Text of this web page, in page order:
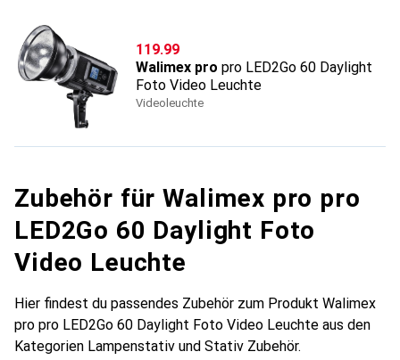
CHF
119.99
Walimex pro pro LED2Go 60 Daylight
Foto Video Leuchte
Videoleuchte
Zubehör für Walimex pro pro
LED2Go 60 Daylight Foto
Video Leuchte
Hier findest du passendes Zubehör zum Produkt Walimex
pro pro LED2Go 60 Daylight Foto Video Leuchte aus den
Kategorien Lampenstativ und Stativ Zubehör.